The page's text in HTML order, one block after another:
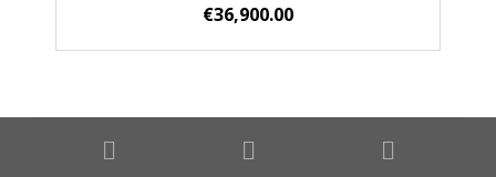
€40,400.00